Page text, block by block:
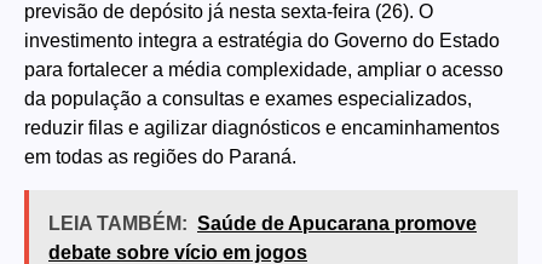
previsão de depósito já nesta sexta-feira (26). O
investimento integra a estratégia do Governo do Estado
para fortalecer a média complexidade, ampliar o acesso
da população a consultas e exames especializados,
reduzir filas e agilizar diagnósticos e encaminhamentos
em todas as regiões do Paraná.
LEIA TAMBÉM: Saúde de Apucarana promove
debate sobre vício em jogos